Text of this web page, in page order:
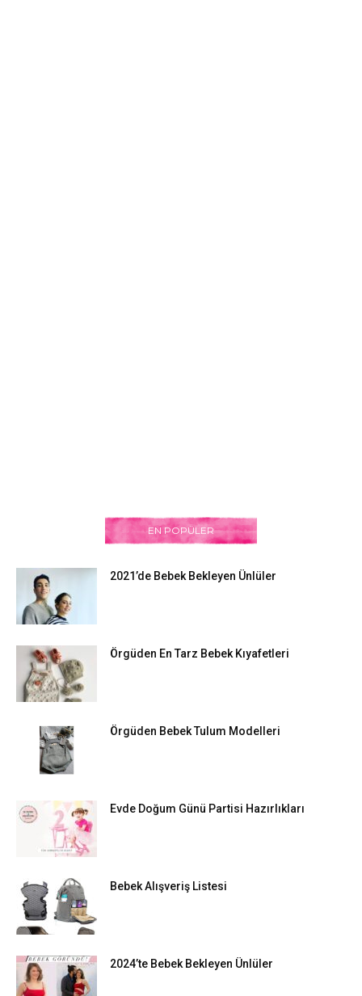
EN POPÜLER
2021’de Bebek Bekleyen Ünlüler
Örgüden En Tarz Bebek Kıyafetleri
Örgüden Bebek Tulum Modelleri
Evde Doğum Günü Partisi Hazırlıkları
Bebek Alışveriş Listesi
2024’te Bebek Bekleyen Ünlüler